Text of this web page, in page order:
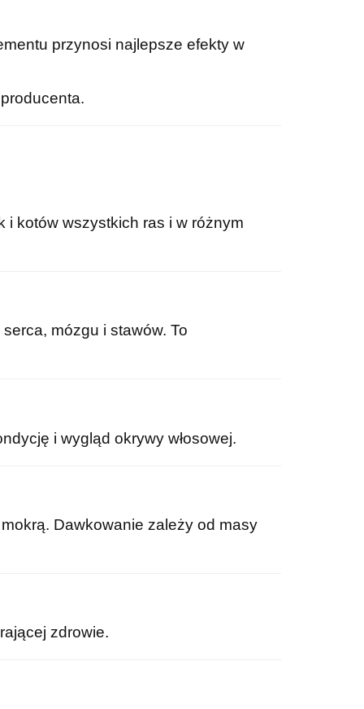
przynosi najlepsze efekty w
i kotów wszystkich ras i w różnym
mózgu i stawów. To
i wygląd okrywy włosowej.
Dawkowanie zależy od masy
zdrowie.